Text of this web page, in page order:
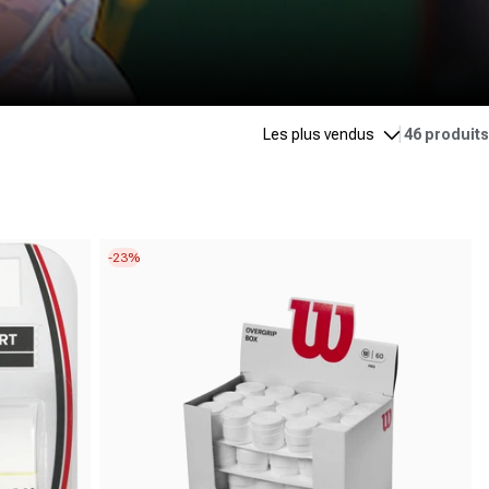
|46 produits
-23%